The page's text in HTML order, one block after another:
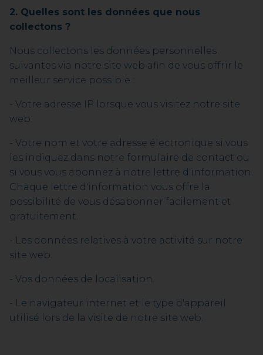
2. Quelles sont les données que nous
collectons ?
Nous collectons les données personnelles
suivantes via notre site web afin de vous offrir le
meilleur service possible :
- Votre adresse IP lorsque vous visitez notre site
web.
- Votre nom et votre adresse électronique si vous
les indiquez dans notre formulaire de contact ou
si vous vous abonnez à notre lettre d'information.
Chaque lettre d'information vous offre la
possibilité de vous désabonner facilement et
gratuitement.
- Les données relatives à votre activité sur notre
site web.
- Vos données de localisation.
- Le navigateur internet et le type d'appareil
utilisé lors de la visite de notre site web.